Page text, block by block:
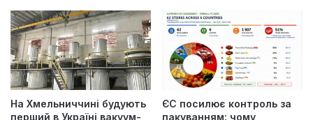
На Хмельниччині будують
перший в Україні вакуум-
ЄС посилює контроль за
пакуванням: чому